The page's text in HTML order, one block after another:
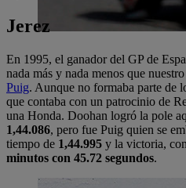
Jerez
En 1995, el ganador del GP de
nada más y nada menos que
Puig. Aunque no formaba parte de
que contaba con un patrocinio de
una Honda. Doohan logró la pole
1,44.086, pero fue Puig quien se
tiempo de 1,44.995 y la victoria,
minutos con 45.72 segundos.